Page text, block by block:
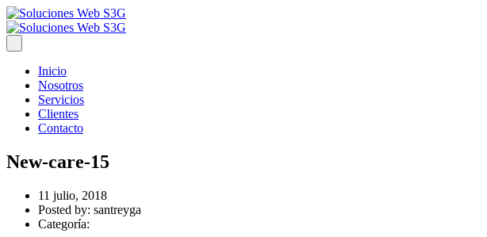
Inicio
Nosotros
Servicios
Clientes
Contacto
New-care-15
11 julio, 2018
Posted by: santreyga
Categoría: